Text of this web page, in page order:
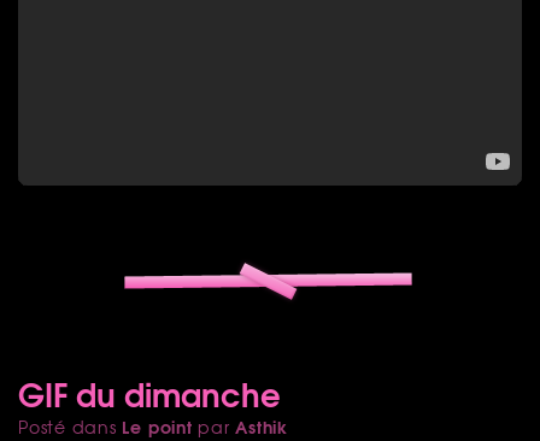
GIF du dimanche
Posté dans Le point parAsthik